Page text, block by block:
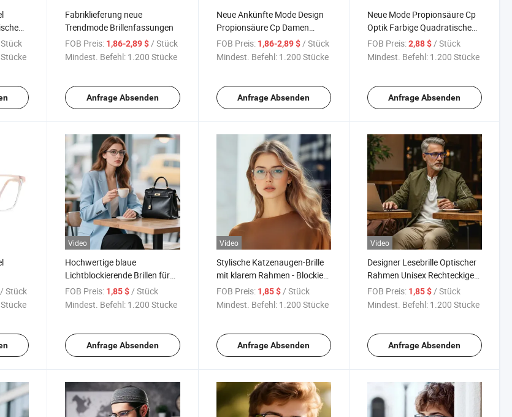
Fabriklieferung neue
Trendmode Brillenfassungen
FOB Preis: 1,86-2,89 $/ Stück
Mindest. Befehl: 1.200 Stücke
Anfrage Absenden
Neue Ankünfte Mode Design
Propionsäure Cp Damen
Brillenfassung
FOB Preis: 1,86-2,89 $/ Stück
Mindest. Befehl: 1.200 Stücke
Anfrage Absenden
Neue Mode Propionsäure Cp
Optik Farbige Quadratische
Brillenfassung
FOB Preis: 2,88 $/ Stück
Mindest. Befehl: 1.200 Stücke
Anfrage Absenden
/ Stück
Video
Hochwertige blaue
Lichtblockierende Brillen für
Frauen - Ideal für
wellnessorientierte
FOB Preis: 1,85 $ / Stück
Mindest. Befehl: 1.200 Stücke
Anfrage Absenden
Video
Stylische Katzenaugen-Brille
mit klarem Rahmen - Blockiert
blaues Licht, rezeptfrei
kompatibel
FOB Preis: 1,85 $ / Stück
Mindest. Befehl: 1.200 Stücke
Anfrage Absenden
Video
Designer Lesebrille Optischer
Rahmen Unisex Rechteckiger
Rahmen - Marineblau Kristall
FOB Preis: 1,85 $ / Stück
Mindest. Befehl: 1.200 Stücke
Anfrage Absenden